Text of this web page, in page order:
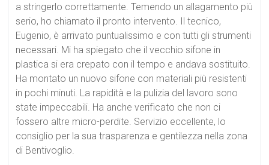
a stringerlo correttamente. Temendo un allagamento più
serio, ho chiamato il pronto intervento. Il tecnico,
Eugenio, è arrivato puntualissimo e con tutti gli strumenti
necessari. Mi ha spiegato che il vecchio sifone in
plastica si era crepato con il tempo e andava sostituito.
Ha montato un nuovo sifone con materiali più resistenti
in pochi minuti. La rapidità e la pulizia del lavoro sono
state impeccabili. Ha anche verificato che non ci
fossero altre micro-perdite. Servizio eccellente, lo
consiglio per la sua trasparenza e gentilezza nella zona
di Bentivoglio.